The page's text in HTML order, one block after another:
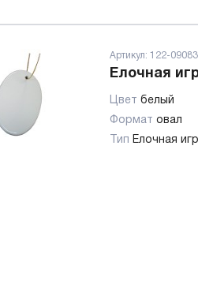
Артикул: 122-
Елочная
Цвет белый
Формат овал
Тип Елочная